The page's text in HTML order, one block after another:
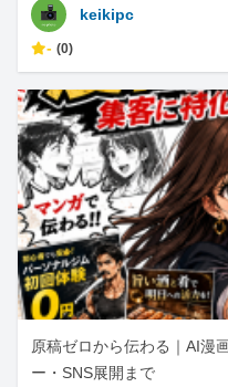
keikipc
- (0)
原稿ゼロから伝わる｜AI漫
ー・SNS展開まで